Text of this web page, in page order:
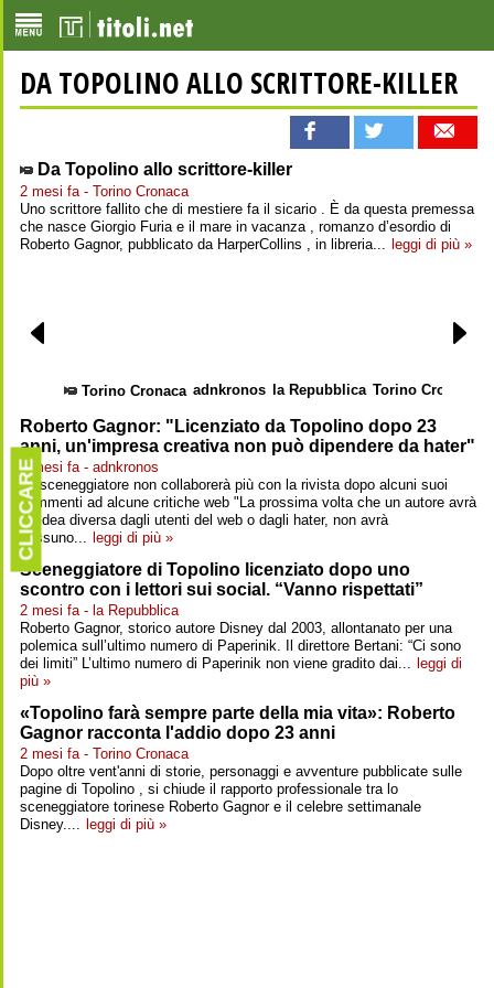
DA TOPOLINO ALLO SCRITTORE-KILLER
Da Topolino allo scrittore-killer
2 mesi fa - Torino Cronaca
Uno scrittore fallito che di mestiere fa il sicario . È da questa premessa
che nasce Giorgio Furia e il mare in vacanza , romanzo d’esordio di
Roberto Gagnor, pubblicato da HarperCollins , in libreria... leggi di più »
Torino Cronaca adnkronos la Repubblica Torino Cronaca
Roberto Gagnor: "Licenziato da Topolino dopo 23
anni, un'impresa creativa non può dipendere da hater"
2 mesi fa - adnkronos
Lo sceneggiatore non collaborerà più con la rivista dopo alcuni suoi
commenti ad alcune critiche web "La prossima volta che un autore avrà
un’idea diversa dagli utenti del web o dagli hater, non avrà
nessuno... leggi di più »
Sceneggiatore di Topolino licenziato dopo uno
scontro con i lettori sui social. “Vanno rispettati”
2 mesi fa - la Repubblica
Roberto Gagnor, storico autore Disney dal 2003, allontanato per una
polemica sull’ultimo numero di Paperinik. Il direttore Bertani: “Ci sono
dei limiti” L’ultimo numero di Paperinik non viene gradito dai... leggi di
più »
«Topolino farà sempre parte della mia vita»: Roberto
Gagnor racconta l'addio dopo 23 anni
2 mesi fa - Torino Cronaca
Dopo oltre vent'anni di storie, personaggi e avventure pubblicate sulle
pagine di Topolino , si chiude il rapporto professionale tra lo
sceneggiatore torinese Roberto Gagnor e il celebre settimanale
Disney.... leggi di più »
CLICCARE